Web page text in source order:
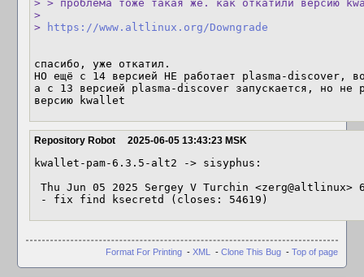
> > проблема тоже такая же. как откатили версию
>
>
https://www.altlinux.org/Downgrade
спасибо, уже откатил.
НО ещё с 14 версией НЕ работает plasma-discover,
а с 13 версией plasma-discover запускается, но не
версию kwallet
Repository Robot 2025-06-05 13:43:23 MSK
kwallet-pam-6.3.5-alt2 -> sisyphus:
- fix find ksecretd (closes: 54619)
Format For Printing - XML - Clone This Bug - Top of page